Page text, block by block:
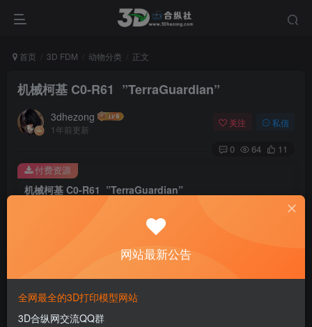
首页 3D FDM 动物分类 正文
机械柯基 C0-R61 ”TerraGuardian”
3dhezong
1年前更新
关注 私信
0 64 11
机械柯基 C0-R61 ”TerraGuardian”
100
免费
付费资源
网站最新公告
全网最全的3D打印模型网站
3D合纵网交流QQ群